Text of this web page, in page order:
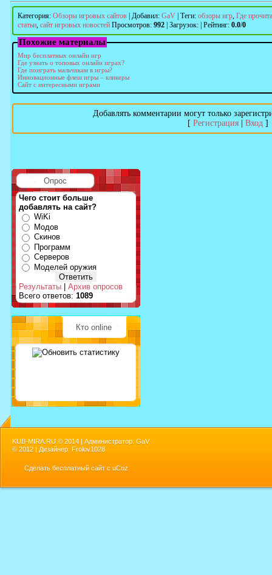
Категория: Обзоры игровых сайтов Добавил: GaV Теги: обзоры игр, Где
статьи, сайт игровых новостей Просмотров: 992 Загрузок: Рейтинг: 0.0/0
Похожие материалы
Мир бесплатных онлайн игр
Где узнать о топовых онлайн играх?
Где поиграть мальчикам в игры?
Инновационные флеш игры – кликеры
Сайт с интересными играми
Добавлять комментарии могут только
[ Регистрация| Вход]
Опрос
Чего стоит больше
добавлять на сайт?
WiKi
Модов
Скинов
Программ
Серверов
Моделей оружия
Результаты
Архив опросов
Всего ответов: 1089
Кто online
KUB-MIRA.RU © 2014 | Администратор: GaV
© 2012 | Дизайнер: Frolov1028
Сделать бесплатный сайт с uCoz